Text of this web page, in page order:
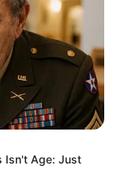
Isn't Age: Just